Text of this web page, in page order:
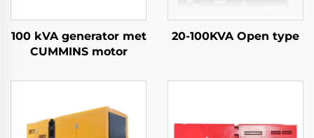
100 kVA generator met
CUMMINS motor
20-100KVA Open type